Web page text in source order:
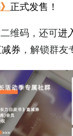
正式发售！
维码，还可进
券 ，解锁群友